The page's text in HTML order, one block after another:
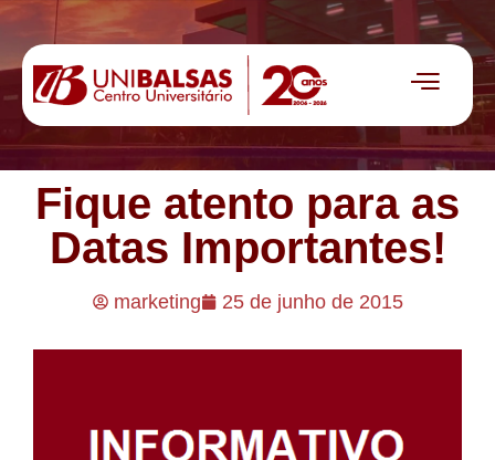
Fique atento para as
Datas Importantes!
marketing 25 de junho de 2015